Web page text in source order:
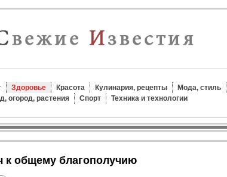
Здоровье Красота Кулинария, рецепты Мода, стиль
огород, растения
Спорт Техника и технологии
к общему благополучию